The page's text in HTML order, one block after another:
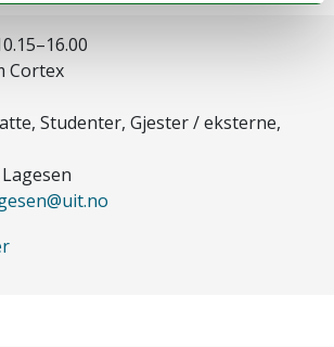
Cortex
Studenter, Gjester / eksterne,